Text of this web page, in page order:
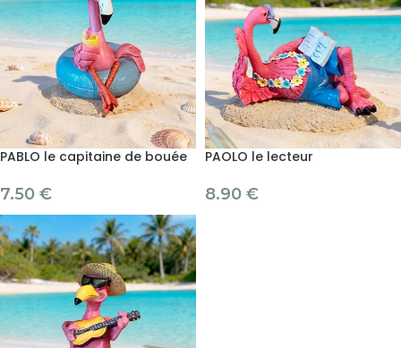
PABLO le capitaine de bouée
7.50 €
PAOLO le lecteur
8.90 €